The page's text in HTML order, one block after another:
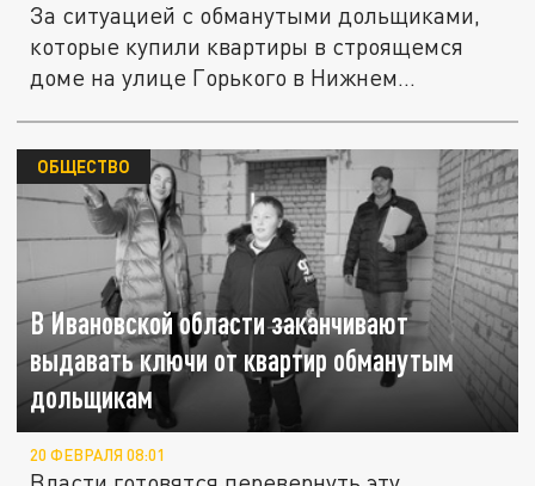
За ситуацией с обманутыми дольщиками,
которые купили квартиры в строящемся
доме на улице Горького в Нижнем...
В Ивановской области заканчивают
выдавать ключи от квартир обманутым
дольщикам
ОБЩЕСТВО
20 ФЕВРАЛЯ 08:01